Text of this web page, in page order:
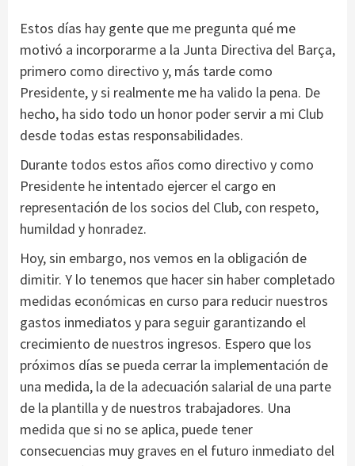
Estos días hay gente que me pregunta qué me
motivó a incorporarme a la Junta Directiva del Barça,
primero como directivo y, más tarde como
Presidente, y si realmente me ha valido la pena. De
hecho, ha sido todo un honor poder servir a mi Club
desde todas estas responsabilidades.
Durante todos estos años como directivo y como
Presidente he intentado ejercer el cargo en
representación de los socios del Club, con respeto,
humildad y honradez.
Hoy, sin embargo, nos vemos en la obligación de
dimitir. Y lo tenemos que hacer sin haber completado
medidas económicas en curso para reducir nuestros
gastos inmediatos y para seguir garantizando el
crecimiento de nuestros ingresos. Espero que los
próximos días se pueda cerrar la implementación de
una medida, la de la adecuación salarial de una parte
de la plantilla y de nuestros trabajadores. Una
medida que si no se aplica, puede tener
consecuencias muy graves en el futuro inmediato del